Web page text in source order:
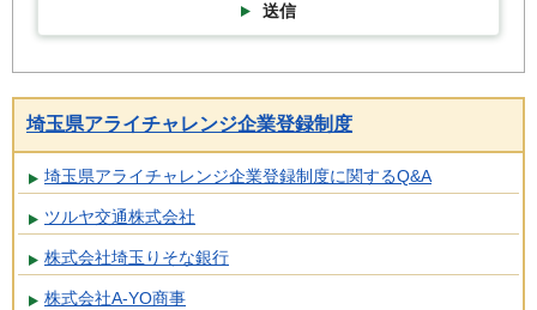
送信
埼玉県アライチャレンジ企業登録制度
埼玉県アライチャレンジ企業登録制度に関するQ&A
ツルヤ交通株式会社
株式会社埼玉りそな銀行
株式会社A-YO商事